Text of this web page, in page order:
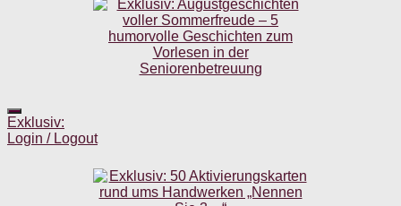
Exklusiv:
Login / Logout